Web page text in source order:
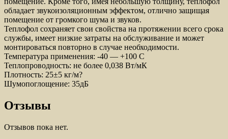
обладает звукоизоляционным эффектом, отлично защищая
помещение от громкого шума и звуков.
Теплофол сохраняет свои свойства на протяжении всего срока
службы, имеет низкие затраты на обслуживание и может
монтироваться повторно в случае необходимости.
Температура применения: -40 — +100 С
Теплопроводность: не более 0,038 Вт/мК
Плотность: 25±5 кг/м?
Шумопоглощение: 35дБ
Отзывы
Отзывов пока нет.